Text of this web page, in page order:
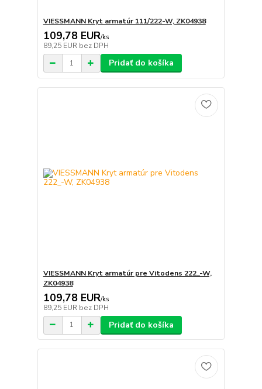
VIESSMANN Kryt armatúr 111/222-W, ZK04938
109,78 EUR/ks
89,25 EUR bez DPH
Pridať do košíka
VIESSMANN Kryt armatúr pre Vitodens 222_-W,
ZK04938
109,78 EUR/ks
89,25 EUR bez DPH
Pridať do košíka